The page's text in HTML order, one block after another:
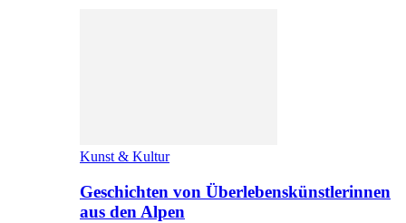
Kunst & Kultur
Geschichten von Überlebenskünstlerinnen
aus den Alpen